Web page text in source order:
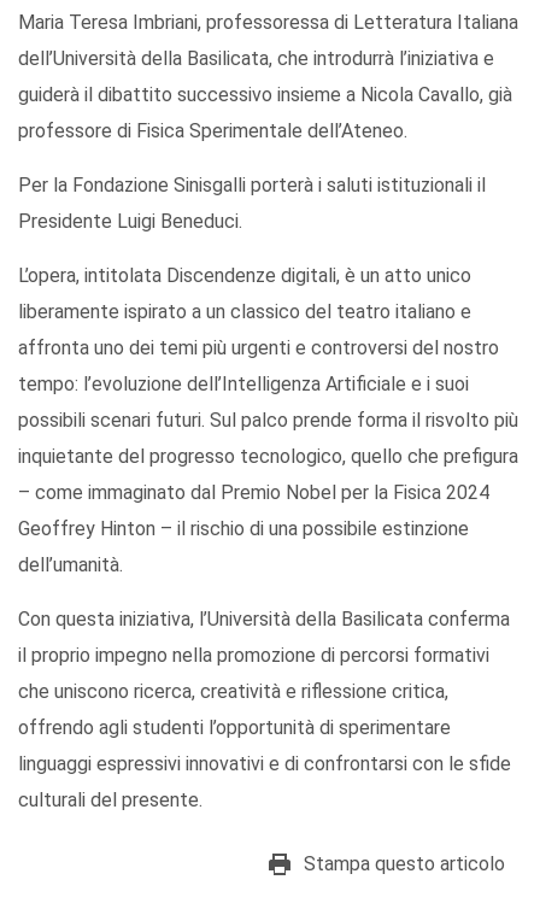
Maria Teresa Imbriani, professoressa di Letteratura Italiana
dell’Università della Basilicata, che introdurrà l’iniziativa e
guiderà il dibattito successivo insieme a Nicola Cavallo, già
professore di Fisica Sperimentale dell’Ateneo.
Per la Fondazione Sinisgalli porterà i saluti istituzionali il
Presidente Luigi Beneduci.
L’opera, intitolata Discendenze digitali, è un atto unico
liberamente ispirato a un classico del teatro italiano e
affronta uno dei temi più urgenti e controversi del nostro
tempo: l’evoluzione dell’Intelligenza Artificiale e i suoi
possibili scenari futuri. Sul palco prende forma il risvolto più
inquietante del progresso tecnologico, quello che prefigura
– come immaginato dal Premio Nobel per la Fisica 2024
Geoffrey Hinton – il rischio di una possibile estinzione
dell’umanità.
Con questa iniziativa, l’Università della Basilicata conferma
il proprio impegno nella promozione di percorsi formativi
che uniscono ricerca, creatività e riflessione critica,
offrendo agli studenti l’opportunità di sperimentare
linguaggi espressivi innovativi e di confrontarsi con le sfide
culturali del presente.
Stampa questo articolo